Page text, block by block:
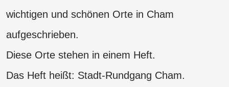
wichtigen und schönen Orte in Cham
aufgeschrieben.
Diese Orte stehen in einem Heft.
Das Heft heißt: Stadt-Rundgang Cham.